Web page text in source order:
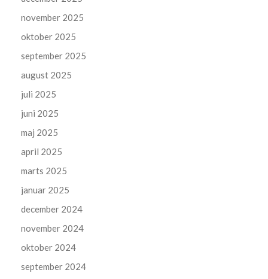
november 2025
oktober 2025
september 2025
august 2025
juli 2025
juni 2025
maj 2025
april 2025
marts 2025
januar 2025
december 2024
november 2024
oktober 2024
september 2024